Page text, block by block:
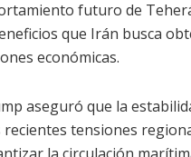
futuro de
que Irán busca
económicas.
aseguró que la
tensiones